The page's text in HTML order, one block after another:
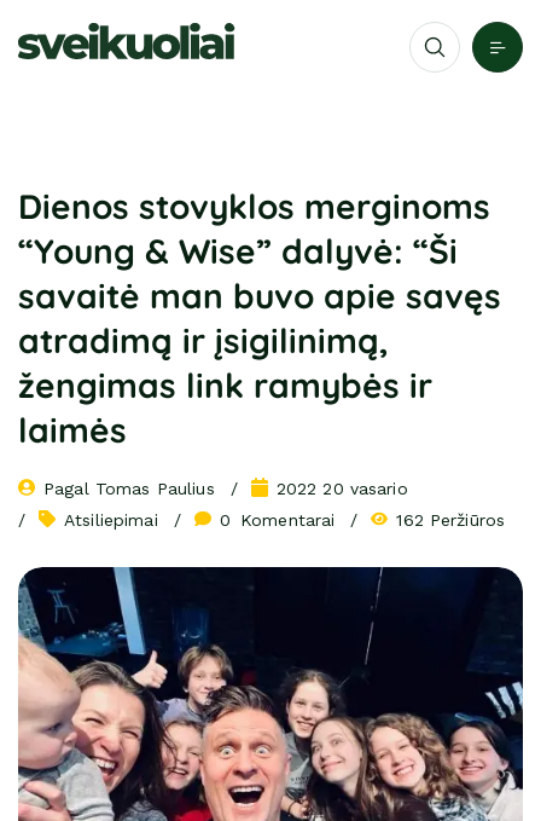
Dienos stovyklos merginoms
“Young & Wise” dalyvė: “Ši
savaitė man buvo apie savęs
atradimą ir įsigilinimą,
žengimas link ramybės ir
laimės
Pagal Tomas Paulius
2022 20 vasario
Atsiliepimai
0 Komentarai 162 Peržiūros